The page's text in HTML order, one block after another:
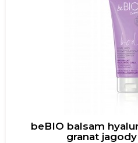
beBIO balsam
granat